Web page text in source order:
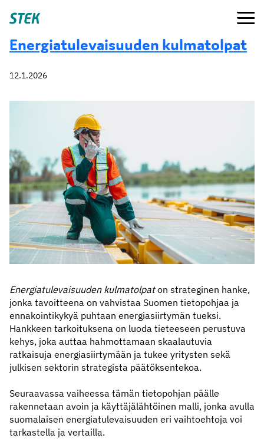
suoraan
Stek Valikko
Energiatulevaisuuden kulmatolpat
12.1.2026
Energiatulevaisuuden kulmatolpaton strateginen hanke,
jonka tavoitteena on vahvistaa Suomen tietopohjaa ja
ennakointikykyä puhtaan energiasiirtymän tueksi.
Hankkeen tarkoituksena on luoda tieteeseen perustuva
kehys, joka auttaa hahmottamaan skaalautuvia
ratkaisuja energiasiirtymään ja tukee yritysten sekä
julkisen sektorin strategista päätöksentekoa.
Seuraavassa vaiheessa tämän tietopohjan päälle
rakennetaan avoin ja käyttäjälähtöinen malli, jonka avulla
suomalaisen energiatulevaisuuden eri vaihtoehtoja voi
tarkastella ja vertailla.